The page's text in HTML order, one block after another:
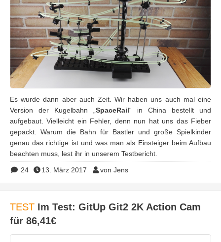
Es wurde dann aber auch Zeit. Wir haben uns auch mal eine
Version der Kugelbahn „SpaceRail“ in China bestellt und
aufgebaut. Vielleicht ein Fehler, denn nun hat uns das Fieber
gepackt. Warum die Bahn für Bastler und große Spielkinder
genau das richtige ist und was man als Einsteiger beim Aufbau
beachten muss, lest ihr in unserem Testbericht.
24 13. März 2017 von Jens
TEST Im Test: GitUp Git2 2K Action Cam
für 86,41€